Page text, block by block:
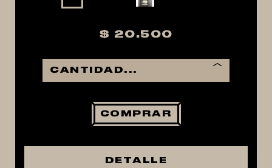
DISPENSADORES DE CERVEZA
KIT DE MALTAS BIRRA
FIVE STAR U.S.A
$ 20.500
COMPRAR
DETALLE